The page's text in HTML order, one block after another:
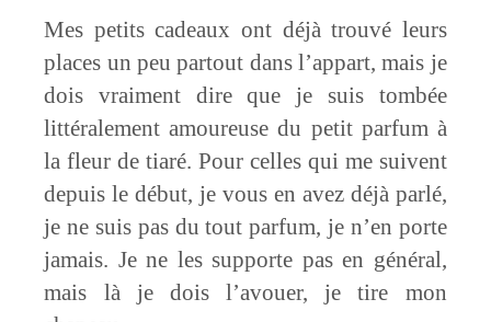
Mes petits cadeaux ont déjà trouvé leurs
places un peu partout dans l’appart, mais je
dois vraiment dire que je suis tombée
littéralement amoureuse du petit parfum à
la fleur de tiaré. Pour celles qui me suivent
depuis le début, je vous en avez déjà parlé,
je ne suis pas du tout parfum, je n’en porte
jamais. Je ne les supporte pas en général,
mais là je dois l’avouer, je tire mon